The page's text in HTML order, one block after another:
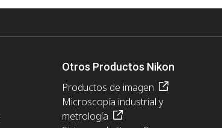
Otros Productos Nikon
Productos de imagen
Microscopía industrial y
metrología